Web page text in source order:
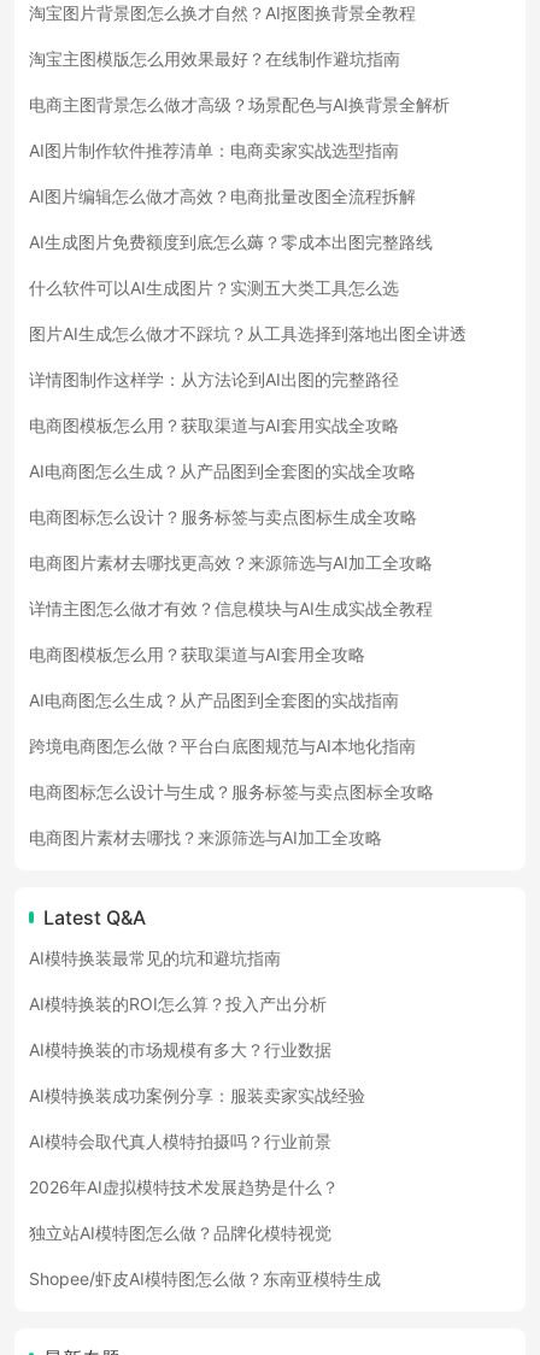
淘宝图片背景图怎么换才自然？AI抠图换背景全教程
淘宝主图模版怎么用效果最好？在线制作避坑指南
电商主图背景怎么做才高级？场景配色与AI换背景全解析
AI图片制作软件推荐清单：电商卖家实战选型指南
AI图片编辑怎么做才高效？电商批量改图全流程拆解
AI生成图片免费额度到底怎么薅？零成本出图完整路线
什么软件可以AI生成图片？实测五大类工具怎么选
图片AI生成怎么做才不踩坑？从工具选择到落地出图全讲透
详情图制作这样学：从方法论到AI出图的完整路径
电商图模板怎么用？获取渠道与AI套用实战全攻略
AI电商图怎么生成？从产品图到全套图的实战全攻略
电商图标怎么设计？服务标签与卖点图标生成全攻略
电商图片素材去哪找更高效？来源筛选与AI加工全攻略
详情主图怎么做才有效？信息模块与AI生成实战全教程
电商图模板怎么用？获取渠道与AI套用全攻略
AI电商图怎么生成？从产品图到全套图的实战指南
跨境电商图怎么做？平台白底图规范与AI本地化指南
电商图标怎么设计与生成？服务标签与卖点图标全攻略
电商图片素材去哪找？来源筛选与AI加工全攻略
Latest Q&A
AI模特换装最常见的坑和避坑指南
AI模特换装的ROI怎么算？投入产出分析
AI模特换装的市场规模有多大？行业数据
AI模特换装成功案例分享：服装卖家实战经验
AI模特会取代真人模特拍摄吗？行业前景
2026年AI虚拟模特技术发展趋势是什么？
独立站AI模特图怎么做？品牌化模特视觉
Shopee/虾皮AI模特图怎么做？东南亚模特生成